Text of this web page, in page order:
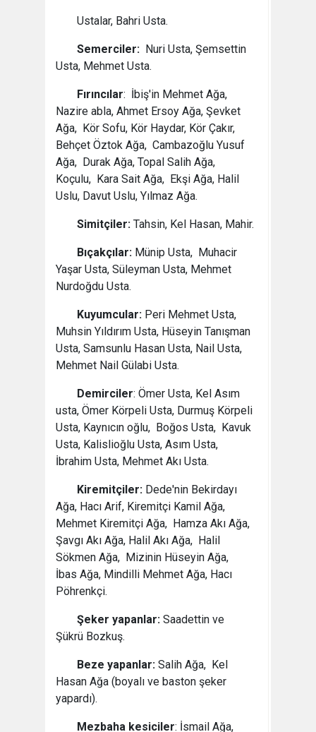
Ustalar, Bahri Usta.
Semerciler: Nuri Usta, Şemsettin
Usta, Mehmet Usta.
Fırıncılar: İbiş'in Mehmet Ağa,
Nazire abla, Ahmet Ersoy Ağa, Şevket
Ağa, Kör Sofu, Kör Haydar, Kör Çakır,
Behçet Öztok Ağa, Cambazoğlu Yusuf
Ağa, Durak Ağa, Topal Salih Ağa,
Koçulu, Kara Sait Ağa, Ekşi Ağa, Halil
Uslu, Davut Uslu, Yılmaz Ağa.
Simitçiler: Tahsin, Kel Hasan, Mahir.
Bıçakçılar: Münip Usta, Muhacir
Yaşar Usta, Süleyman Usta, Mehmet
Nurdoğdu Usta.
Kuyumcular: Peri Mehmet Usta,
Muhsin Yıldırım Usta, Hüseyin Tanışman
Usta, Samsunlu Hasan Usta, Nail Usta,
Mehmet Nail Gülabi Usta.
Demirciler: Ömer Usta, Kel Asım
usta, Ömer Körpeli Usta, Durmuş Körpeli
Usta, Kaynıcın oğlu, Boğos Usta, Kavuk
Usta, Kalislioğlu Usta, Asım Usta,
İbrahim Usta, Mehmet Akı Usta.
Kiremitçiler: Dede'nin Bekirdayı
Ağa, Hacı Arif, Kiremitçi Kamil Ağa,
Mehmet Kiremitçi Ağa, Hamza Akı Ağa,
Şavgı Akı Ağa, Halil Akı Ağa, Halil
Sökmen Ağa, Mizinin Hüseyin Ağa,
İbas Ağa, Mindilli Mehmet Ağa, Hacı
Pöhrenkçi.
Şeker yapanlar: Saadettin ve
Şükrü Bozkuş.
Beze yapanlar: Salih Ağa, Kel
Hasan Ağa (boyalı ve baston şeker
yapardı).
Mezbaha kesiciler: İsmail Ağa,